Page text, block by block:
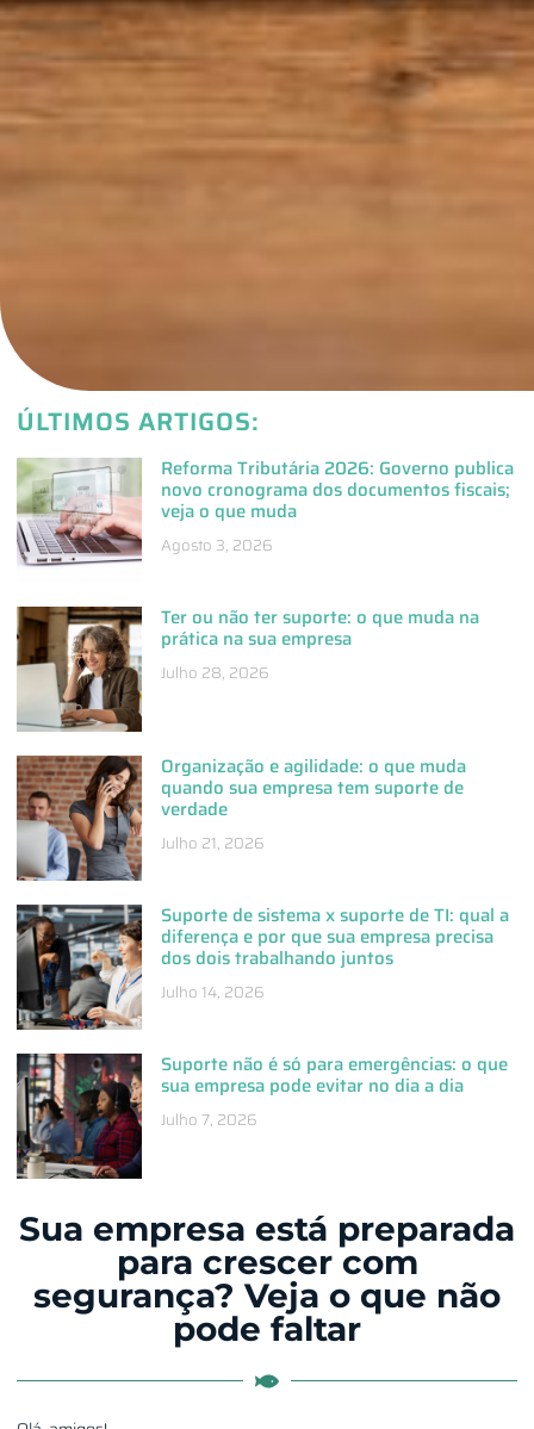
Sua empresa está preparada
para crescer com
segurança? Veja o que não
pode faltar
ÚLTIMOS ARTIGOS:
Reforma Tributária 2026: Governo publica
novo cronograma dos documentos fiscais;
veja o que muda
Agosto 3, 2026
Ter ou não ter suporte: o que muda na
prática na sua empresa
Julho 28, 2026
Organização e agilidade: o que muda
quando sua empresa tem suporte de
verdade
Julho 21, 2026
Suporte de sistema x suporte de TI: qual a
diferença e por que sua empresa precisa
dos dois trabalhando juntos
Julho 14, 2026
Suporte não é só para emergências: o que
sua empresa pode evitar no dia a dia
Julho 7, 2026